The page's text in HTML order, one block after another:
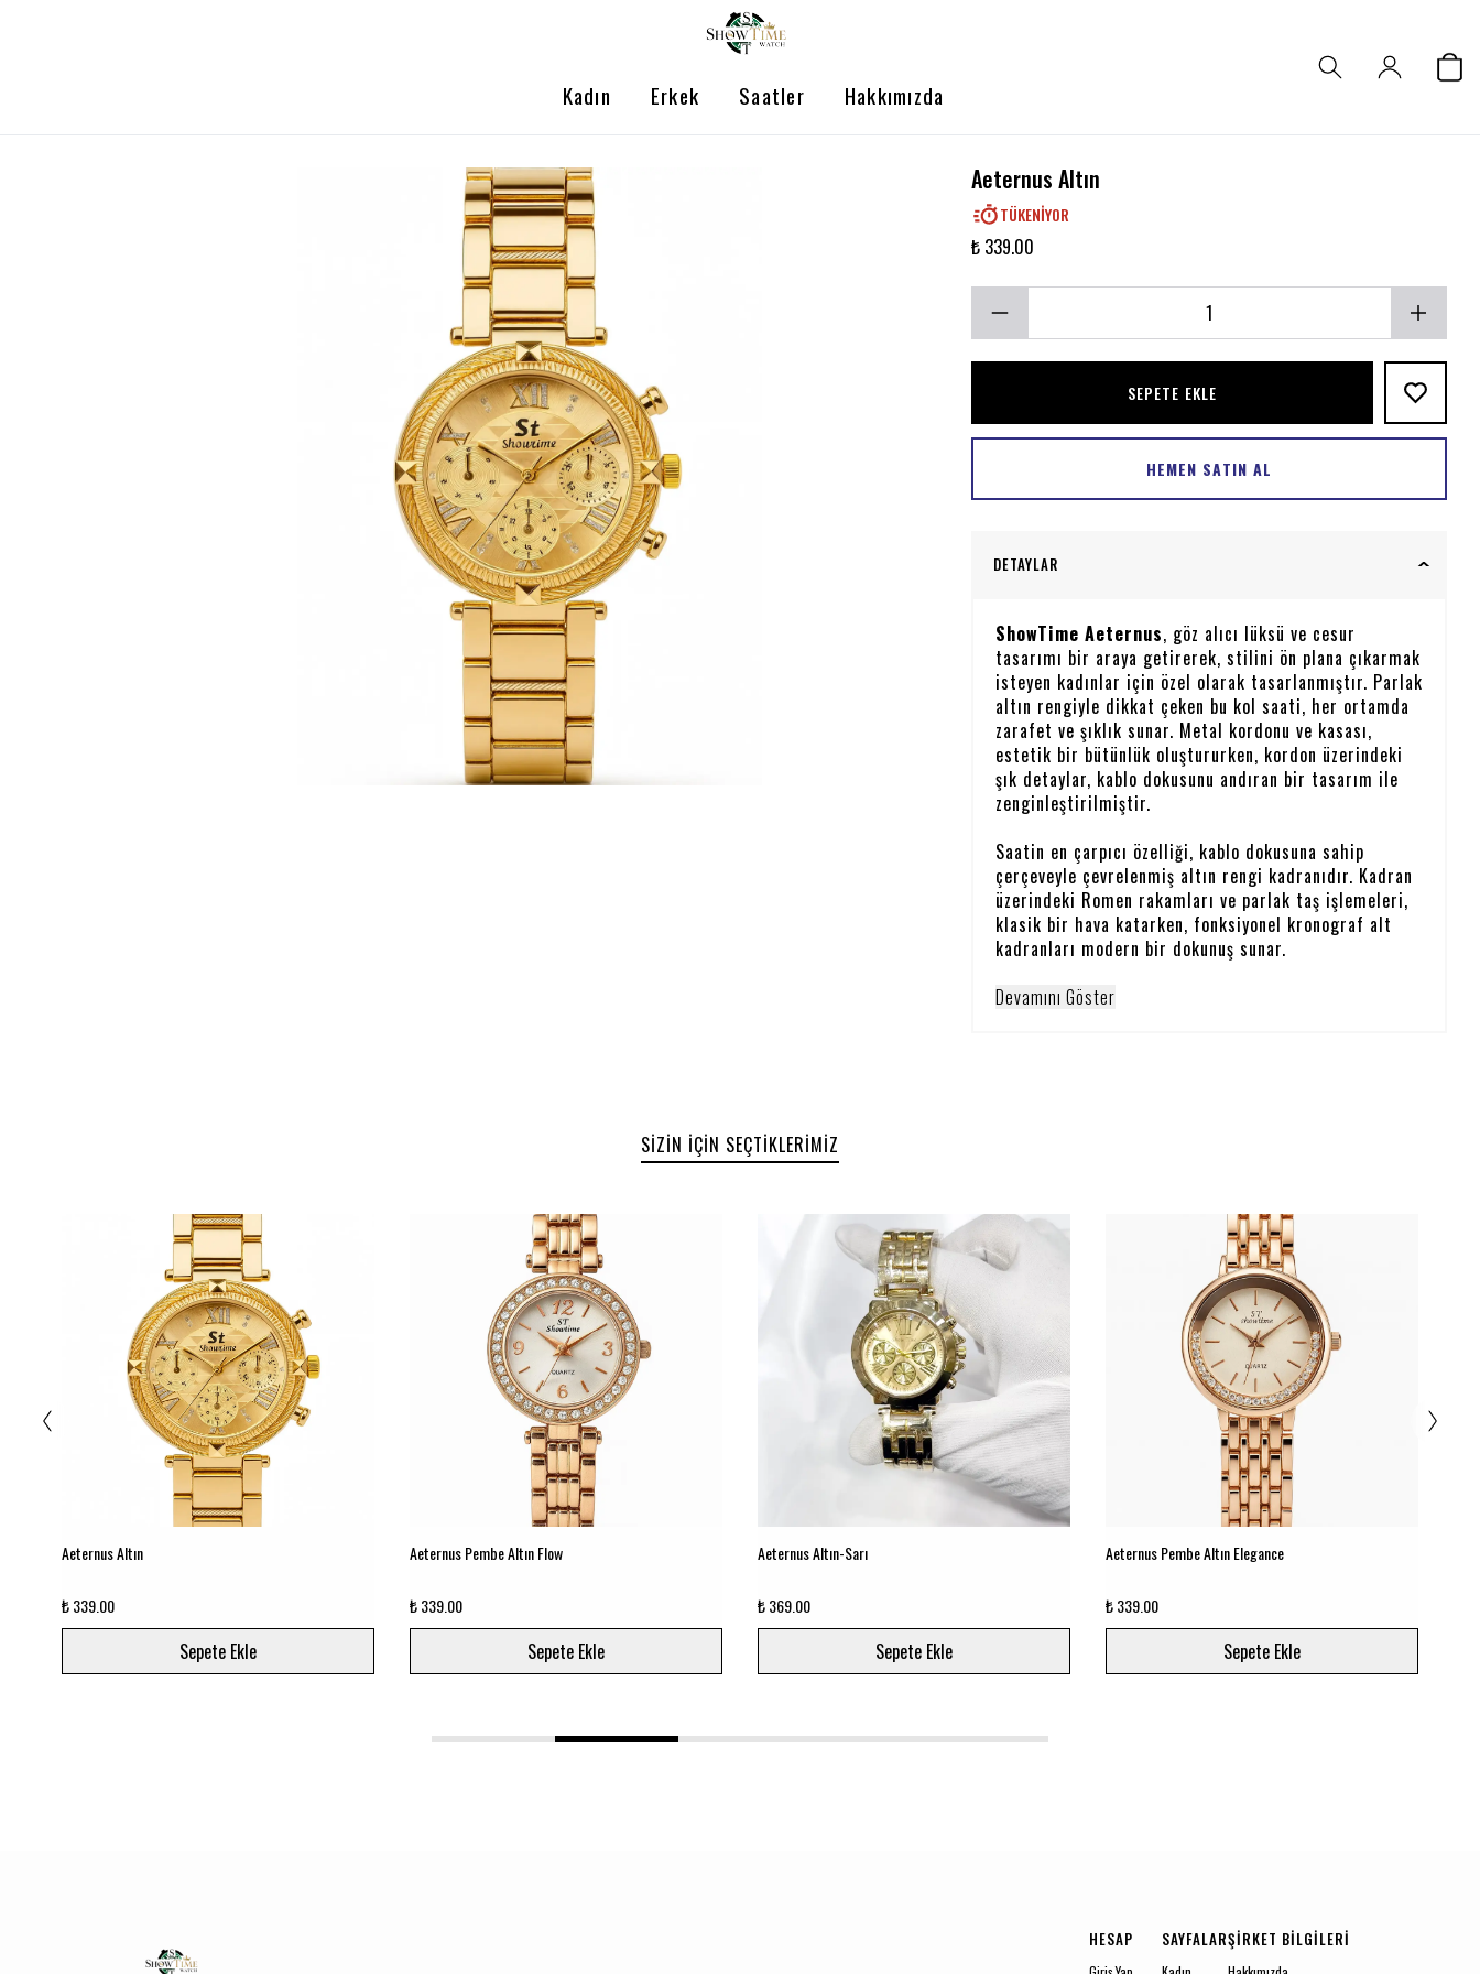
Kadın Erkek Saatler Hakkımızda
Aeternus Altın
TÜKENIYOR
₺ 339.00
SEPETE EKLE
HEMEN SATIN AL
DETAYLAR
ShowTime Aeternus, göz alıcı lüksü ve cesur
tasarımı bir araya getirerek, stilini ön plana çıkarmak
isteyen kadınlar için özel olarak tasarlanmıştır. Parlak
altın rengiyle dikkat çeken bu kol saati, her ortamda
zarafet ve şıklık sunar. Metal kordonu ve kasası,
estetik bir bütünlük oluştururken, kordon üzerindeki
şık detaylar, kablo dokusunu andıran bir tasarım ile
zenginleştirilmiştir.
Saatin en çarpıcı özelliği, kablo dokusuna sahip
çerçeveyle çevrelenmiş altın rengi kadranıdır. Kadran
üzerindeki Romen rakamları ve parlak taş işlemeleri,
klasik bir hava katarken, fonksiyonel kronograf alt
kadranları modern bir dokunuş sunar.
Devamını Göster
SIZIN İÇIN SEÇTIKLERIMIZ
Aeternus Altın
₺ 339.00
Sepete Ekle
Aeternus Pembe Altın Flow
₺ 339.00
Sepete Ekle
Aeternus Altın-Sarı
₺ 369.00
Sepete Ekle
Aeternus Pembe Altın Elegance
₺ 339.00
Sepete Ekle
1 2 3 4 5
HESAP SAYFALARŞIRKET BILGILERI